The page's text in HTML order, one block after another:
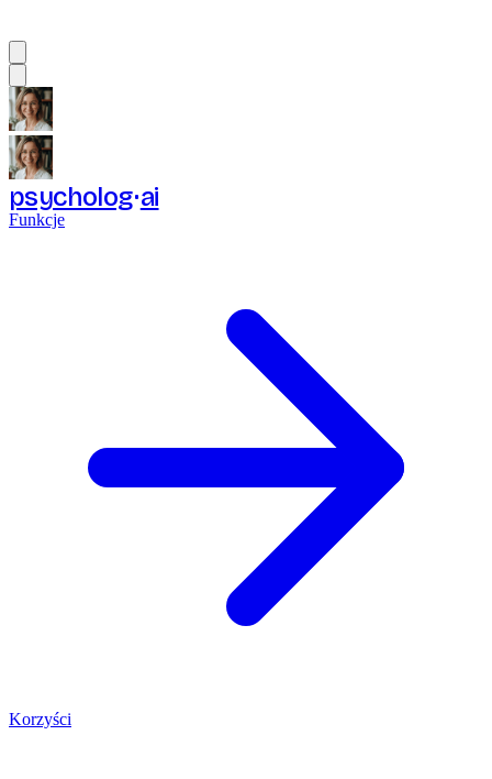
psycholog ai
Funkcje
Korzyści